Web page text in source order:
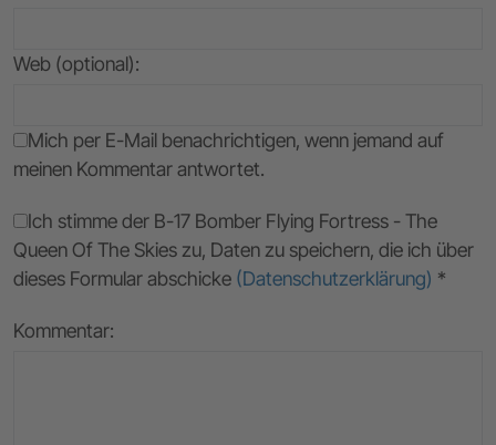
Web (optional):
Mich per E-Mail benachrichtigen, wenn jemand auf
meinen Kommentar antwortet.
Ich stimme der B-17 Bomber Flying Fortress - The
Queen Of The Skies zu, Daten zu speichern, die ich über
dieses Formular abschicke (Datenschutzerklärung) *
Kommentar: